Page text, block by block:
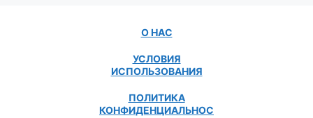
О НАС
УСЛОВИЯ
ИСПОЛЬЗОВАНИЯ
ПОЛИТИКА
КОНФИДЕНЦИАЛЬНОС